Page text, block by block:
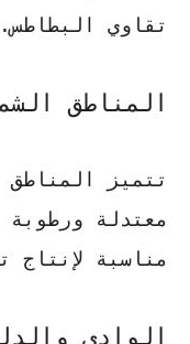
تقاوي البطاطس.
المناطق
تتميز
معتدلة ورطوبة
مناسبة لإنتاج
الوادي